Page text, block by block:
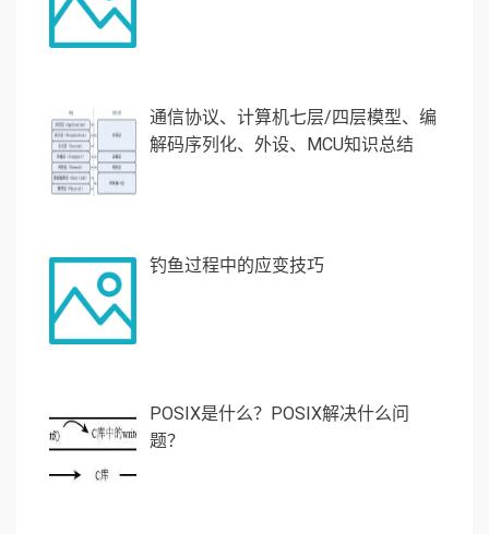
通信协议、计算机七层/四层模型、编
解码序列化、外设、MCU知识总结
钓鱼过程中的应变技巧
POSIX是什么？POSIX解决什么问
题？